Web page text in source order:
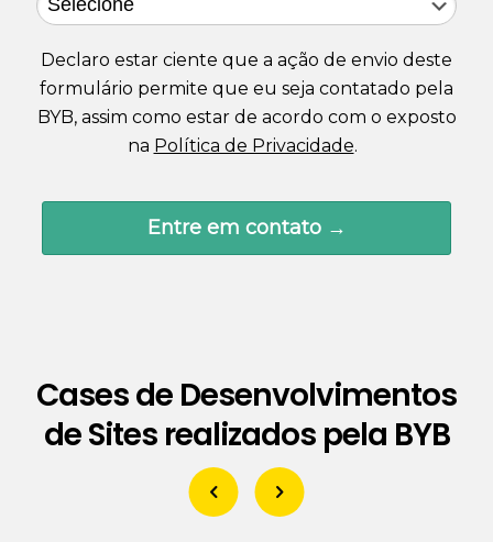
Declaro estar ciente que a ação de envio deste
formulário permite que eu seja contatado pela
BYB, assim como estar de acordo com o exposto
na Política de Privacidade.
Entre em contato →
Cases de Desenvolvimentos
de Sites realizados pela BYB